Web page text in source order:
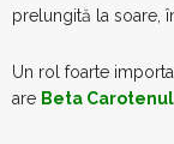
prelungită la soare,
Un rol foarte
are Beta